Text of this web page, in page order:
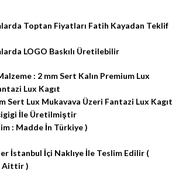
Toptan Fiyatları Fatih Kayadan Teklif
LOGO Baskılı Üretilebilir
: 2 mm Sert Kalın Premium Lux
Lux Kagıt
Sert Lux Mukavava Üzeri Fantazi Lux Kagıt
İle Üretilmiştir
: Madde İn Türkiye )
İstanbul İçi Naklıye İle Teslim Edilir (
Aittir )